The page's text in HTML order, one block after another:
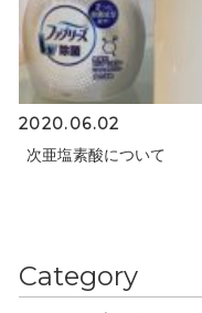
2020.06.02
次亜塩素酸について
Category